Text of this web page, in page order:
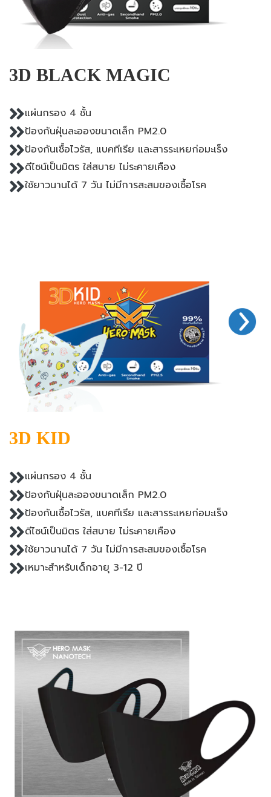
3D BLACK MAGIC
แผ่นกรอง 4 ชั้น
ป้องกันฝุ่นละอองขนาดเล็ก PM2.0
ป้องกันเชื้อไวรัส, แบคทีเรีย และสารระเหยก่อมะเร็ง
ดีไซน์เป็นมิตร ใส่สบาย ไม่ระคายเคือง
ใช้ยาวนานได้ 7 วัน ไม่มีการสะสมของเชื้อโรค
3D KID
แผ่นกรอง 4 ชั้น
ป้องกันฝุ่นละอองขนาดเล็ก PM2.0
ป้องกันเชื้อไวรัส, แบคทีเรีย และสารระเหยก่อมะเร็ง
ดีไซน์เป็นมิตร ใส่สบาย ไม่ระคายเคือง
ใช้ยาวนานได้ 7 วัน ไม่มีการสะสมของเชื้อโรค
เหมาะสำหรับเด็กอายุ 3-12 ปี